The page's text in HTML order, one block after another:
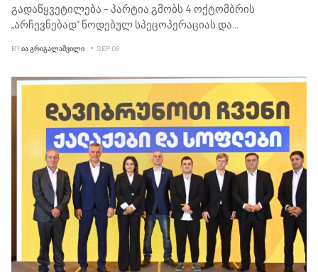
გადაწყვეტილება – პარტია გმობს 4 ოქტომბრის
„არჩევნებად“ წოდებულ სპეცოპერაციას და...
BYᲘᲐ ᲒᲠᲘᲒᲐᲚᲐᲨᲕᲘᲚᲘ SEP 08